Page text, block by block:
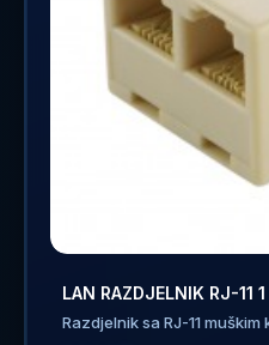
LAN RAZDJELNIK RJ-11
Razdjelnik sa RJ-11